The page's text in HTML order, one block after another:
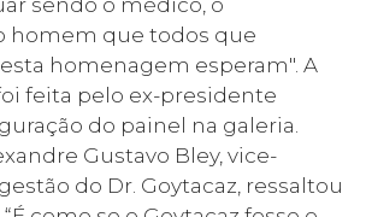
sendo o médico, o
homem que todos que
homenagem esperam". A
feita pelo ex-presidente
do painel na galeria.
Gustavo Bley, vice-
do Dr. Goytacaz, ressaltou